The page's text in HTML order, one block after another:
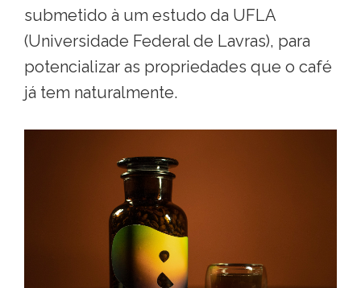
submetido à um estudo da UFLA
(Universidade Federal de Lavras), para
potencializar as propriedades que o café
já tem naturalmente.